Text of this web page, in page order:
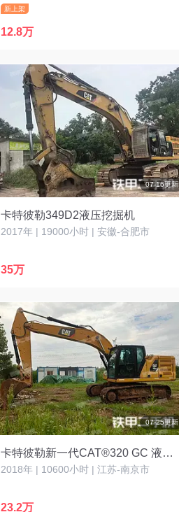
新上架
12.8万
07-16更新
卡特彼勒349D2液压挖掘机
2017年 | 19000小时 | 安徽-合肥市
35万
07-25更新
卡特彼勒新一代CAT®320 GC 液压挖掘机
2018年 | 10600小时 | 江苏-南京市
23.2万